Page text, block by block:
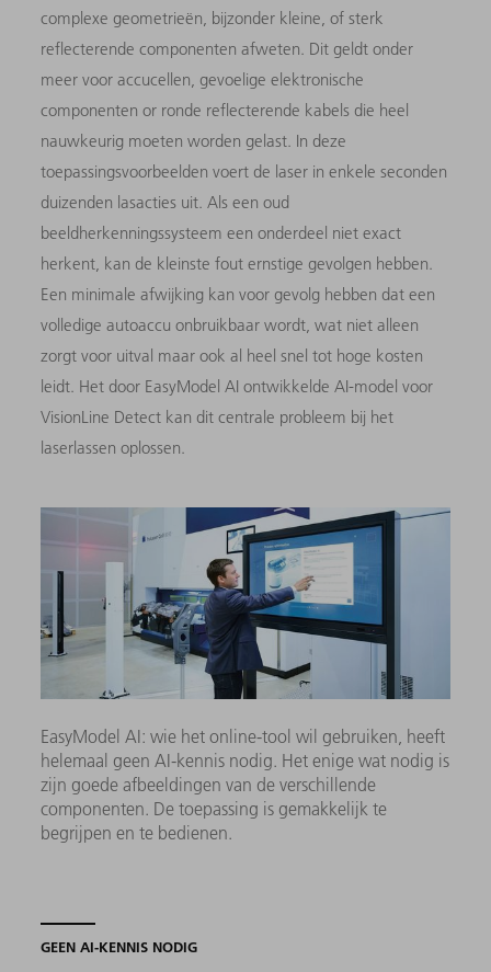
complexe geometrieën, bijzonder kleine, of sterk
reflecterende componenten afweten. Dit geldt onder
meer voor accucellen, gevoelige elektronische
componenten or ronde reflecterende kabels die heel
nauwkeurig moeten worden gelast. In deze
toepassingsvoorbeelden voert de laser in enkele seconden
duizenden lasacties uit. Als een oud
beeldherkenningssysteem een onderdeel niet exact
herkent, kan de kleinste fout ernstige gevolgen hebben.
Een minimale afwijking kan voor gevolg hebben dat een
volledige autoaccu onbruikbaar wordt, wat niet alleen
zorgt voor uitval maar ook al heel snel tot hoge kosten
leidt. Het door EasyModel AI ontwikkelde AI-model voor
VisionLine Detect kan dit centrale probleem bij het
laserlassen oplossen.
EasyModel AI: wie het online-tool wil gebruiken, heeft
helemaal geen AI-kennis nodig. Het enige wat nodig is
zijn goede afbeeldingen van de verschillende
componenten. De toepassing is gemakkelijk te
begrijpen en te bedienen.
GEEN AI-KENNIS NODIG